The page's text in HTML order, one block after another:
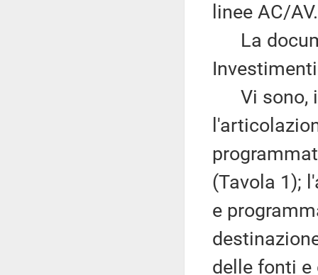
linee AC/AV.
La
Vi sono,
(Tavola 1);
e
delle fonti e